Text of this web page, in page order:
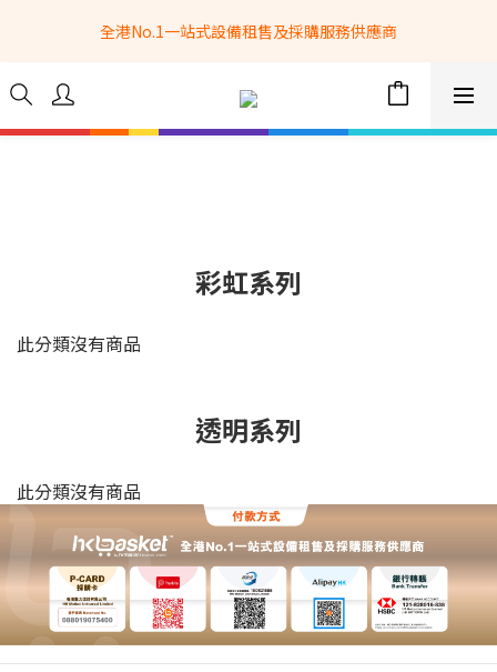
全港No.1一站式設備租售及採購服務供應商
全港No.1一站式設備租售及採購服務供應商
選購現貨產品全單滿$3500自家專送免運費 (只限網站落單, 不適用
於急單, 訂制產品, 屏風, 籠車, 舞台等)
彩虹系列
此分類沒有商品
透明系列
此分類沒有商品